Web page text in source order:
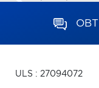
ULS : 27094072